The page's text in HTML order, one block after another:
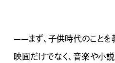
——まず、子供時代のことを
映画だけでなく、音楽や小説